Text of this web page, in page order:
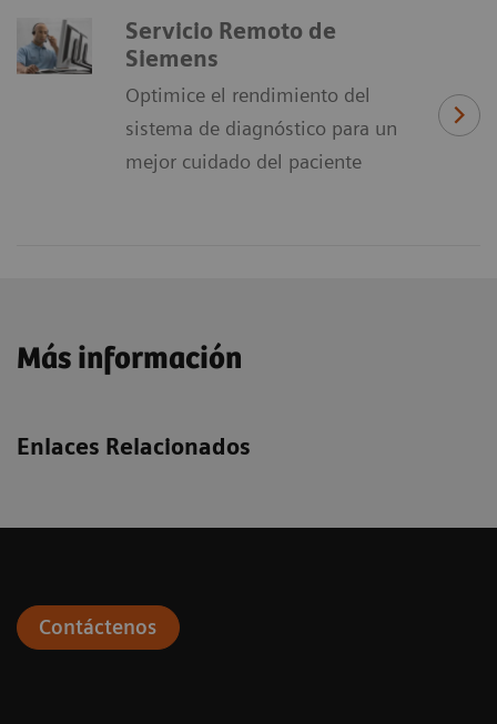
Servicio Remoto de
Siemens
Optimice el rendimiento del
sistema de diagnóstico para un
mejor cuidado del paciente
Más información
Enlaces Relacionados
Contáctenos